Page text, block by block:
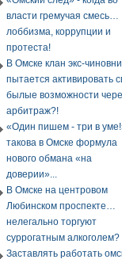
власти гремучая смесь…
лоббизма, коррупции и
протеста!
В Омске клан экс-
пытается активировать
былые возможности
арбитраж?!
«Один пишем - три в
такова в Омске формула
нового обмана «на
доверии»...
В Омске на центровом
Любинском проспекте…
нелегально торгуют
суррогатным алкоголем?
Заставлять работать